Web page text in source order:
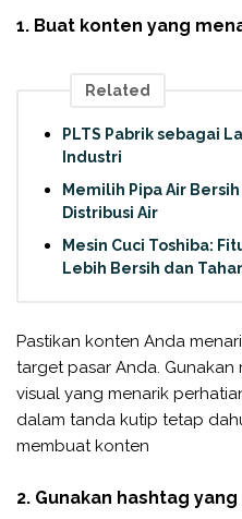
1. Buat konten yang
Related
PLTS Pabrik sebagai
Industri
Memilih Pipa Air
Distribusi Air
Mesin Cuci Toshiba:
Lebih Bersih dan
Pastikan konten Anda
target pasar Anda. Gunakan
visual yang menarik
dalam tanda kutip tetap
membuat konten
2. Gunakan hashtag